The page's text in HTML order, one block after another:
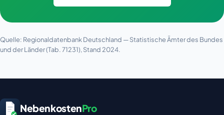
Quelle: Regionaldatenbank Deutschland — Statistische Ämter des Bundes
und der Länder (Tab. 71231), Stand 2024.
NebenkostenPro